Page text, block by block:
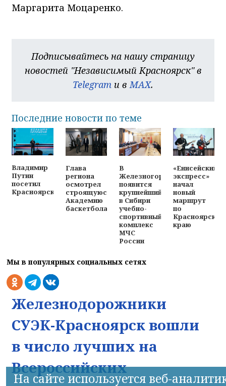
Маргарита Моцаренко.
Подписывайтесь на нашу страницу
новостей "Независимый Красноярск" в
Telegram и в MAX.
Последние новости по теме
Владимир
Путин
посетил
Красноярск
Глава
региона
осмотрел
строящуюся
Академию
баскетбола
В
Железногорске
появится
крупнейший
в Сибири
учебно-
спортивный
комплекс
МЧС
России
«Енисейский
экспресс»
начал
новый
маршрут
по
краю
Мы в популярных социальных сетях
Железнодорожники
СУЭК-Красноярск вошли
в число лучших на
Всероссийских
На сайте используется веб-